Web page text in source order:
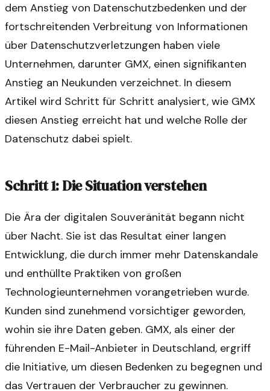
dem Anstieg von Datenschutzbedenken und der
fortschreitenden Verbreitung von Informationen
über Datenschutzverletzungen haben viele
Unternehmen, darunter GMX, einen signifikanten
Anstieg an Neukunden verzeichnet. In diesem
Artikel wird Schritt für Schritt analysiert, wie GMX
diesen Anstieg erreicht hat und welche Rolle der
Datenschutz dabei spielt.
Schritt 1: Die Situation verstehen
Die Ära der digitalen Souveränität begann nicht
über Nacht. Sie ist das Resultat einer langen
Entwicklung, die durch immer mehr Datenskandale
und enthüllte Praktiken von großen
Technologieunternehmen vorangetrieben wurde.
Kunden sind zunehmend vorsichtiger geworden,
wohin sie ihre Daten geben. GMX, als einer der
führenden E-Mail-Anbieter in Deutschland, ergriff
die Initiative, um diesen Bedenken zu begegnen und
das Vertrauen der Verbraucher zu gewinnen.